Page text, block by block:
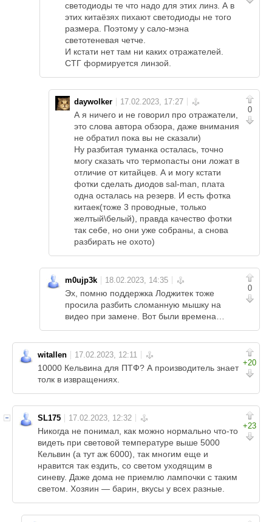
светодиоды те что надо для этих линз. А в
этих китаёзях пихают светодиоды не того
размера. Поэтому у сало-мэна
светотеневая четче.
И кстати нет там ни каких отражателей.
СТГ формируется линзой.
0
daywolker
А я ничего и не говорил про отражатели,
это слова автора обзора, даже внимания
не обратил пока вы не сказали)
Ну разбитая туманка осталась, точно
могу сказать что термопасты они ложат в
отличие от китайцев. А и могу кстати
фотки сделать диодов sal-man, плата
одна осталась на резерв. И есть фотка
китаек(тоже 3 проводные, только
желтый\белый), правда качество фотки
так себе, но они уже собраны, а снова
разбирать не охото)
0
m0ujp3k
Эх, помню поддержка Лоджитек тоже
просила разбить сломанную мышку на
видео при замене. Вот были времена…
+20
witallen
10000 Кельвина для ПТФ? А производитель знает
толк в извращениях.
+23
SL175
Никогда не понимал, как можно нормально что-то
видеть при световой температуре выше 5000
Кельвин (а тут аж 6000), так многим еще и
нравится так ездить, со светом уходящим в
синеву. Даже дома не приемлю лампочки с таким
светом. Хозяин — барин, вкусы у всех разные.